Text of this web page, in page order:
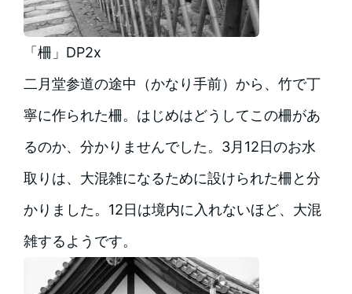
「柵」DP2x
二月堂参道の途中（かなり手前）から、竹で丁
寧に作られた柵。はじめはどうしてこの柵があ
るのか、分かりませんでした。3月12日のお水
取りは、大混雑になるために設けられた柵と分
かりました。12日は境内に入れないほど、大混
雑するようです。